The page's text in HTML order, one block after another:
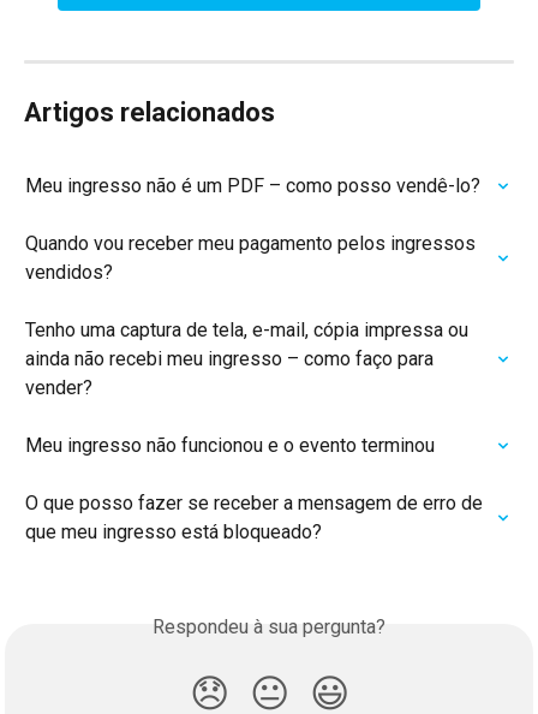
Artigos relacionados
Meu ingresso não é um PDF – como posso vendê-lo?
Quando vou receber meu pagamento pelos ingressos
vendidos?
Tenho uma captura de tela, e-mail, cópia impressa ou
ainda não recebi meu ingresso – como faço para
vender?
Meu ingresso não funcionou e o evento terminou
O que posso fazer se receber a mensagem de erro de
que meu ingresso está bloqueado?
Respondeu à sua pergunta?
😞 😐 😃